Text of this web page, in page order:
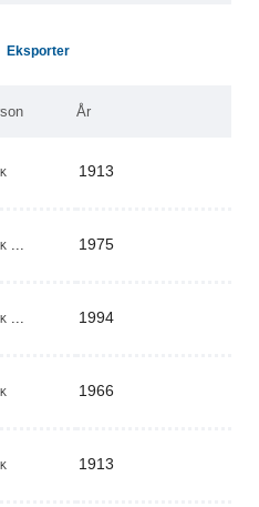
Eksporter
År
1913
... 1975
... 1994
1966
1913